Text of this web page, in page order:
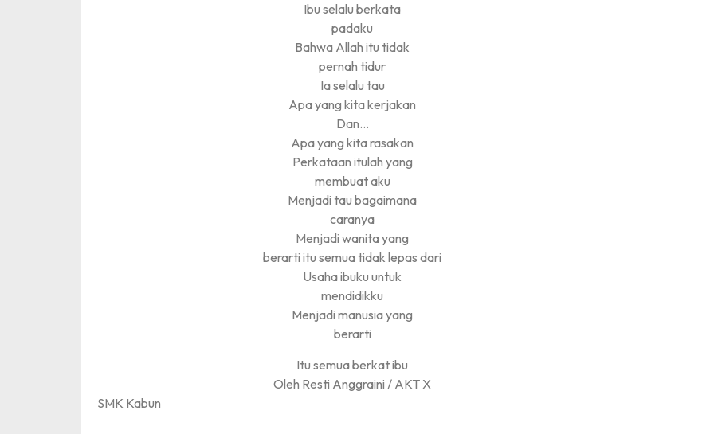
Ibu selalu berkata
padaku
Bahwa Allah itu tidak
pernah tidur
Ia selalu tau
Apa yang kita kerjakan
Dan…
Apa yang kita rasakan
Perkataan itulah yang
membuat aku
Menjadi tau bagaimana
caranya
Menjadi wanita yang
berarti itu semua tidak lepas dari
Usaha ibuku untuk
mendidikku
Menjadi manusia yang
berarti
Itu semua berkat ibu
Oleh Resti Anggraini / AKT X
SMK Kabun